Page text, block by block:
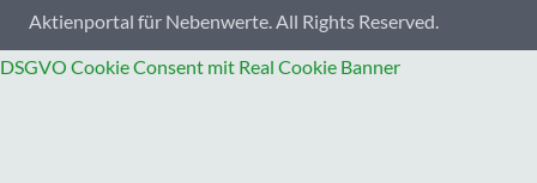
Aktienportal für Nebenwerte. All Rights Reserved.
DSGVO Cookie Consent mit Real Cookie Banner